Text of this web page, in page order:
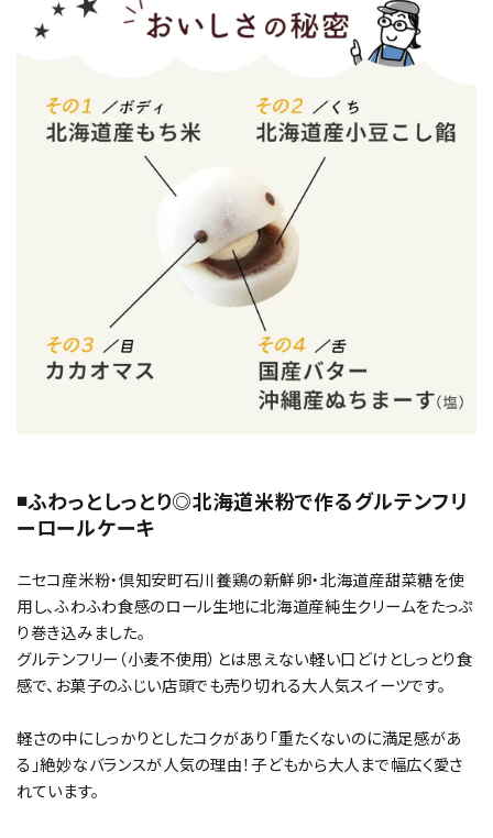
◾️ふわっとしっとり◎北海道米粉で作るグルテンフリ
ーロールケーキ
ニセコ産米粉・倶知安町石川養鶏の新鮮卵・北海道産甜菜糖を使
用し、ふわふわ食感のロール生地に北海道産純生クリームをたっぷ
り巻き込みました。
グルテンフリー（小麦不使用）とは思えない軽い口どけとしっとり食
感で、お菓子のふじい店頭でも売り切れる大人気スイーツです。
軽さの中にしっかりとしたコクがあり「重たくないのに満足感があ
る」絶妙なバランスが人気の理由！子どもから大人まで幅広く愛さ
れています。